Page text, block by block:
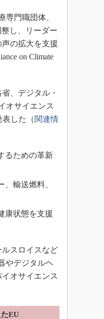
門職団体、
し、リーダー
の拡大を支援
on Climate
、デジタル・
オサイエンス
した（関連情
るための革新
輸送燃料、
康状態を支援
スロイスなど
やデジタルヘ
オサイエンス
EU